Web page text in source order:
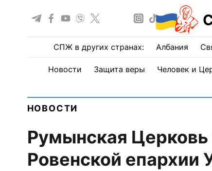
СПЖ в других странах: Албания
Новости Защита веры Человек и
НОВОСТИ
Румынская
Ровенской епархии